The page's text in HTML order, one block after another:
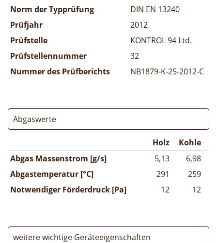
Norm der Typprüfung
DIN EN 13240
Prüfjahr
2012
Prüfstelle
KONTROL 94 Ltd.
Prüfstellennummer
32
Nummer des Prüfberichts
NB1879-K-25-2012-C
Abgaswerte
Holz
Kohle
Abgas Massenstrom [g/s]
5,13
6,98
Abgastemperatur [°C]
291
259
Notwendiger Förderdruck [Pa]
12 12
weitere wichtige Geräteeigenschaften